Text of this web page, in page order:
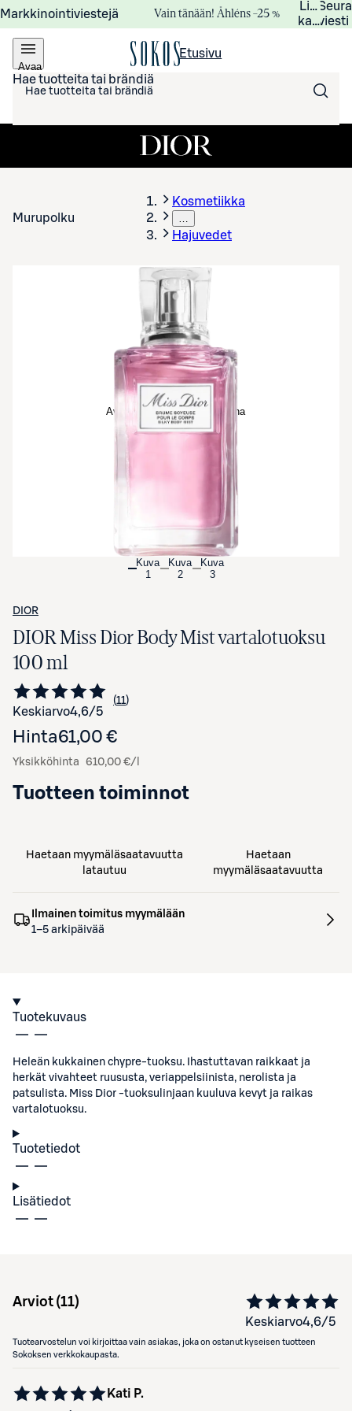
Markkinointiviestejä Vain tänään! Åhléns –25 %
viesti
Avaa
valikko
Etusivu
Hae tuotteita tai brändiä
Murupolku
Kosmetiikka
…
Hajuvedet
Avaa tuotekuva suurennettuna
Kuva
1
Kuva
2
Kuva
3
DIOR
DIOR Miss Dior Body Mist vartalotuoksu
100 ml
Keskiarvo4,6/5 Siirry arvioihin
11
kappaletta
Hinta61,00 €
Yksikköhinta 610,00 €/l
Tuotteen toiminnot
Haetaan myymäläsaatavuutta
latautuu
Haetaan
myymäläsaatavuutta
Ilmainen toimitus myymälään
1–5 arkipäivää
Tuotekuvaus
Heleän kukkainen chypre-tuoksu. Ihastuttavan raikkaat ja
herkät vivahteet ruususta, veriappelsiinista, nerolista ja
patsulista. Miss Dior -tuoksulinjaan kuuluva kevyt ja raikas
vartalotuoksu.
Tuotetiedot
Lisätiedot
Arviot (11)
Keskiarvo4,6/5
Tuotearvostelun voi kirjoittaa vain asiakas, joka on ostanut kyseisen tuotteen
Sokoksen verkkokaupasta.
Kati P.